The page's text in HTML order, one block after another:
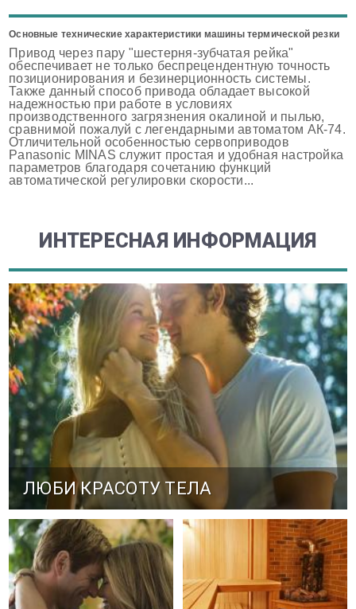
Основные технические характеристики машины термической резки
Привод через пару "шестерня-зубчатая рейка"
обеспечивает не только беспрецендентную точность
позиционирования и безинерционность системы.
Также данный способ привода обладает высокой
надежностью при работе в условиях
производственного загрязнения окалиной и пылью,
сравнимой пожалуй с легендарными автоматом АК-74.
Отличительной особенностью сервоприводов
Panasonic MINAS служит простая и удобная настройка
параметров благодаря сочетанию функций
автоматической регулировки скорости...
ИНТЕРЕСНАЯ ИНФОРМАЦИЯ
ЛЮБИ КРАСОТУ ТЕЛА